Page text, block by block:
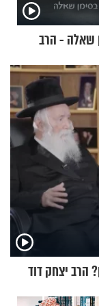
שאלה - הרב
הרב יצחק דוד